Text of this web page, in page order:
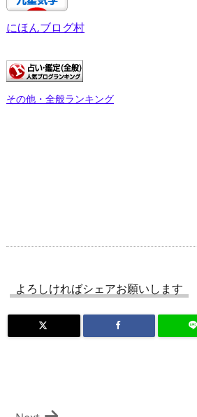
にほんブログ村
その他・全般ランキング
よろしければシェアお願いします